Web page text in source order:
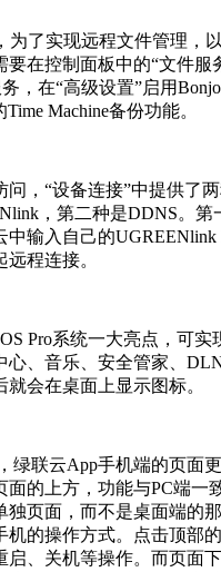
为了实现远程文件管理，
在控制面板中的“文件服
，在“高级设置”启用
Machine备份功能。
问，“设备连接”中提供了
，第二种是DDNS。第
中输入自己的
程连接。
Pro系统一大亮点，可实
心、音乐、安全管家、
会在桌面上显示图标。
绿联云App手机端的页面
面的上方，功能与PC端一
独页面，而不是桌面端的
机的操作方式。点击顶部
启、关机等操作。而页面